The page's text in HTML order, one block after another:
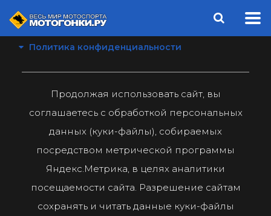
Политика конфиденциальности
Продолжая использовать сайт, вы
соглашаетесь с обработкой персональных
данных (куки-файлы), собираемых
посредством метрической программы
Яндекс.Метрика, в целях аналитики
посещаемости сайта. Разрешение сайтам
сохранять и читать данные куки-файлы